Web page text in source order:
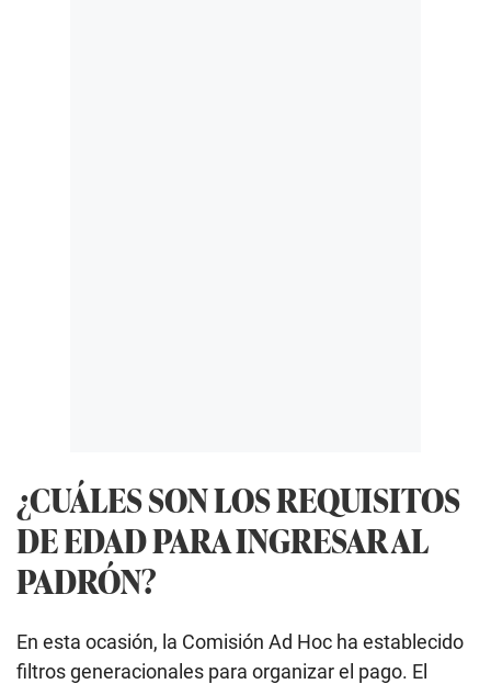
¿CUÁLES SON LOS REQUISITOS
DE EDAD PARA INGRESAR AL
PADRÓN?
En esta ocasión, la Comisión Ad Hoc ha establecido
filtros generacionales para organizar el pago. El